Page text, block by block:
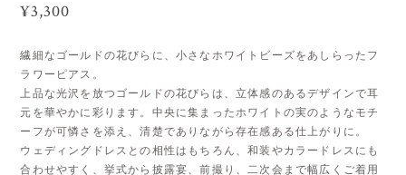
¥3,300
繊細なゴールドの花びらに、小さなホワイトビーズをあしらったフ
ラワーピアス。
上品な光沢を放つゴールドの花びらは、立体感のあるデザインで耳
元を華やかに彩ります。中央に集まったホワイトの実のようなモチ
ーフが可憐さを添え、清楚でありながら存在感ある仕上がりに。
ウェディングドレスとの相性はもちろん、和装やカラードレスにも
合わせやすく、挙式から披露宴、前撮り、二次会まで幅広くご着用